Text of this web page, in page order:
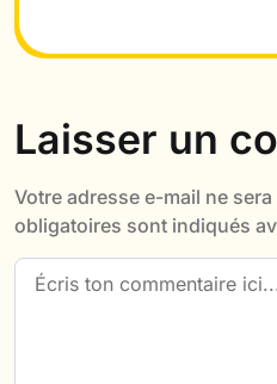
Laisser un
Votre adresse e-mail ne
obligatoires sont indiqués